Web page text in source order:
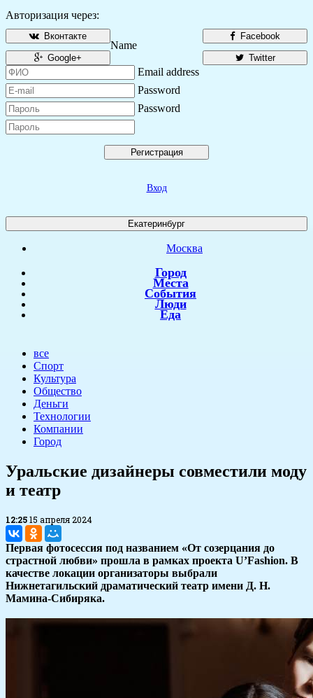
Авторизация через:
Facebook
Вконтакте
Twitter
Google+
Name
Email address
Password
Password
Регистрация
Вход
Екатеринбург
Москва
Город
Места
События
Люди
Еда
все
Спорт
Культура
Общество
Деньги
Технологии
Компании
Город
Уральские дизайнеры совместили моду
и театр
12:2515 апреля 2024
Первая фотосессия под названием «От созерцания до
страстной любви» прошла в рамках проекта U’Fashion. В
качестве локации организаторы выбрали
Нижнетагильский драматический театр имени Д. Н.
Мамина-Сибиряка.